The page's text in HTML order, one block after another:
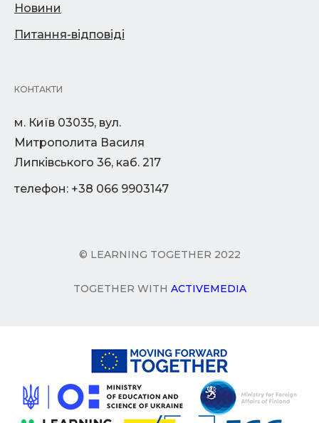
Новини
Питання-відповіді
КОНТАКТИ
м. Київ 03035, вул.
Митрополита Василя
Липківського 36, каб. 217
телефон: +38 066 9903147
© LEARNING TOGETHER 2022
TOGETHER WITH ACTIVEMEDIA